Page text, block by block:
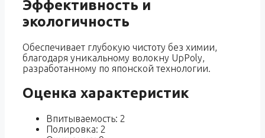
Эффективность и
экологичность
Обеспечивает глубокую чистоту без химии,
благодаря уникальному волокну UpPoly,
разработанному по японской технологии.
Оценка характеристик
Впитываемость: 2
Полировка: 2